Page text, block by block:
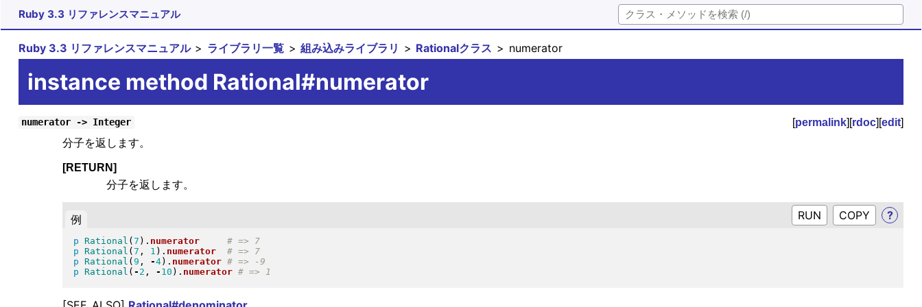
Ruby 3.3 リファレンスマニュアル
Ruby 3.3 リファレンスマニュアル ライブラリ一覧 組み込みライブラリ Rationalクラス numerator
instance method Rational#numerator
numerator -> Integer [permalink][rdoc][edit]
分子を返します。
[RETURN]
分子を返します。
例 RUN ?
p Rational ( 7 ) . numerator
# => 7
p
Rational ( 7 , 1 ) . numerator
# => 7
p
Rational ( 9 , -4) . numerator
p
Rational ( - 2 , - 10 ) . numerator